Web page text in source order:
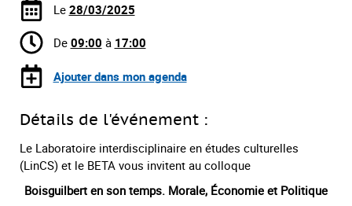
Le 28/03/2025
De 09:00 à 17:00
Ajouter dans mon agenda
Détails de l'événement :
Le Laboratoire interdisciplinaire en études culturelles
(LinCS) et le BETA vous invitent au colloque
Boisguilbert en son temps. Morale, Économie et Politique